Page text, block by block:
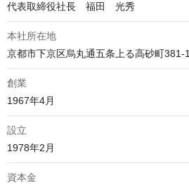
代表取締役社長　福田　光秀
本社所在地
京都市下京区烏丸通五条上る高砂町381-1
創業
1967年4月
設立
1978年2月
資本金